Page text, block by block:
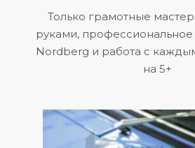
Только грамотные
руками,
Nordberg и работа с
на 5+